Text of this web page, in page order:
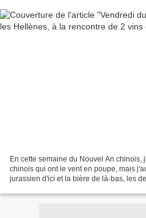
En cette semaine du Nouvel An chinois,
chinois qui ont le vent en poupe, mais
jurassien d'ici et la bière de là-bas, les